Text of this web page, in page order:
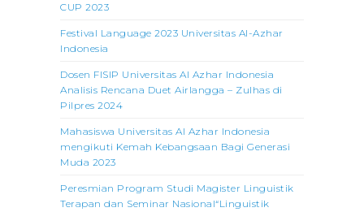
CUP 2023
Festival Language 2023 Universitas Al-Azhar
Indonesia
Dosen FISIP Universitas Al Azhar Indonesia
Analisis Rencana Duet Airlangga – Zulhas di
Pilpres 2024
Mahasiswa Universitas Al Azhar Indonesia
mengikuti Kemah Kebangsaan Bagi Generasi
Muda 2023
Peresmian Program Studi Magister Linguistik
Terapan dan Seminar Nasional“Linguistik